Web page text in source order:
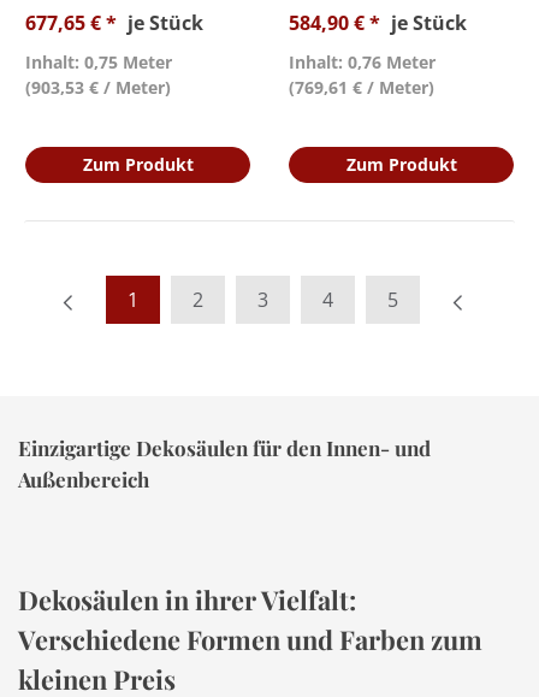
677,65 € * je Stück
Inhalt: 0,75 Meter
(903,53 € / Meter)
Zum Produkt
584,90 € * je Stück
Inhalt: 0,76 Meter
(769,61 € / Meter)
Zum Produkt
1 2 3 4 5
Einzigartige Dekosäulen für den Innen- und
Außenbereich
Dekosäulen in ihrer Vielfalt:
Verschiedene Formen und Farben zum
kleinen Preis